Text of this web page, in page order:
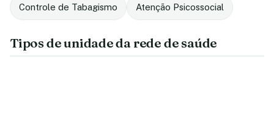
Controle de Tabagismo Atenção Psicossocial
Tipos de unidade da rede de saúde